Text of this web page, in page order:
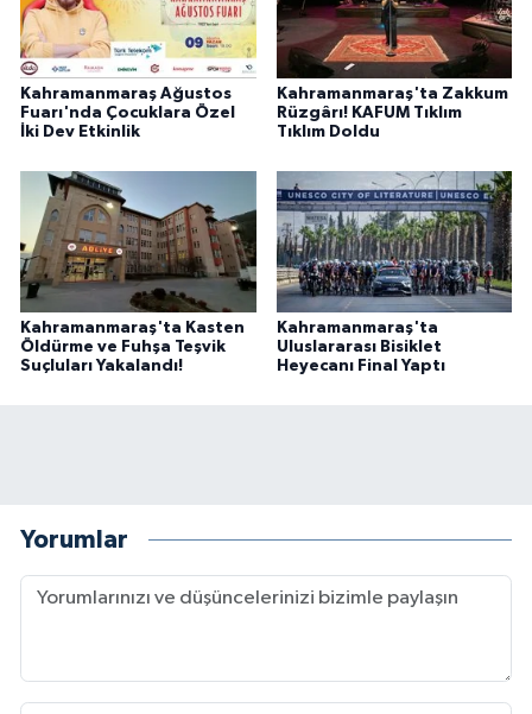
Kahramanmaraş Ağustos
Fuarı'nda Çocuklara Özel
İki Dev Etkinlik
Kahramanmaraş'ta Zakkum
Rüzgârı! KAFUM Tıklım
Tıklım Doldu
Kahramanmaraş'ta Kasten
Öldürme ve Fuhşa Teşvik
Suçluları Yakalandı!
Kahramanmaraş'ta
Uluslararası Bisiklet
Heyecanı Final Yaptı
Yorumlar
YEREL
BÖLGEDEN
ASAYİŞ
SEÇİM 2015
ÇEVRE
HABERDE İNSAN